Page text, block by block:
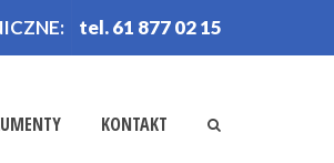
tel. 61 877 02 15
KONTAKT